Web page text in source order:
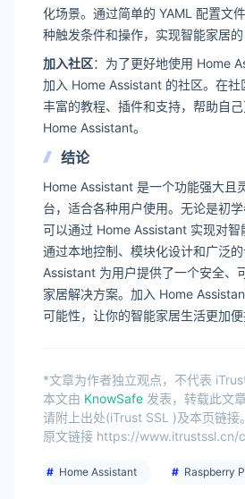
化场景。通过简单的 YAML 配置文
种触发条件和操作，实现智能家居的
加入社区：为了更好地使用 Home
加入 Home Assistant 的社区。在社
丰富的教程、插件和支持，帮助自
Home Assistant。
结论
Home Assistant 是一个功能强大且
台，适合各种用户使用。无论是初
可以通过 Home Assistant 实现对智
通过本地控制、模块化设计和广泛
Assistant 为用户提供了一个安全、
家居解决方案。加入 Home
可能性，让你的智能家居生活更加便
*文章为作者独立观点，不代表
本文由 KnowSafe 发表，转载此文
请附上出处(iTrust SSL )及本页链接。
原文链接 https://www.itrustssl.cn/
Home Assistant Raspberry